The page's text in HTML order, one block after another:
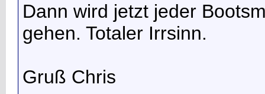
Dann wird jetzt jeder
gehen. Totaler Irrsinn.
Gruß Chris